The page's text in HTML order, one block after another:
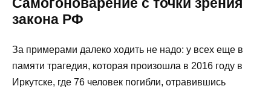
закона РФ
За примерами далеко ходить не надо: у всех еще в
памяти трагедия, которая произошла в 2016 году в
Иркутске, где 76 человек погибли, отравившись